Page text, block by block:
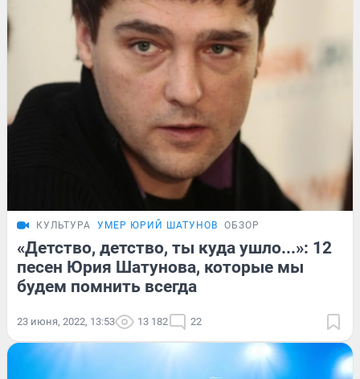
КУЛЬТУРА УМЕР ЮРИЙ ШАТУНОВ ОБЗОР
«Детство, детство, ты куда ушло...»: 12
песен Юрия Шатунова, которые мы
будем помнить всегда
23 июня, 2022, 13:53 13 182 22